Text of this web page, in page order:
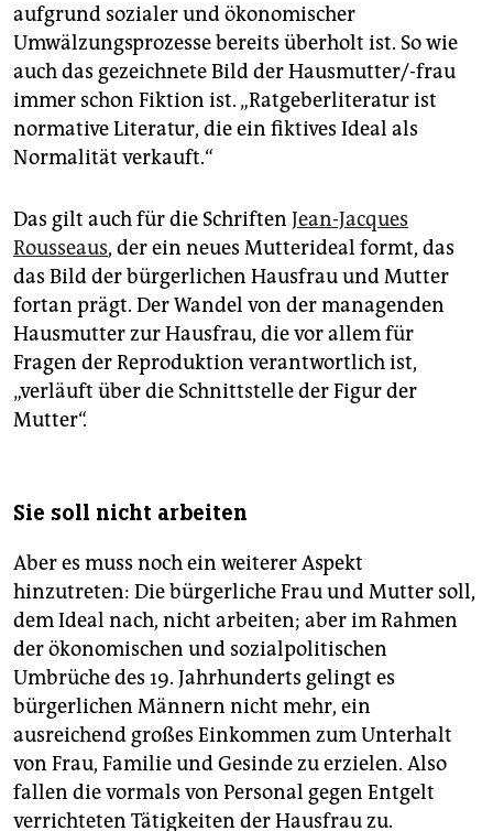
aufgrund sozialer und ökonomischer
Umwälzungsprozesse bereits überholt ist. So wie
auch das gezeichnete Bild der Hausmutter/-frau
immer schon Fiktion ist. „Ratgeberliteratur ist
normative Literatur, die ein fiktives Ideal als
Normalität verkauft.“
Das gilt auch für die Schriften Jean-Jacques
Rousseaus, der ein neues Mutterideal formt, das
das Bild der bürgerlichen Hausfrau und Mutter
fortan prägt. Der Wandel von der managenden
Hausmutter zur Hausfrau, die vor allem für
Fragen der Reproduktion verantwortlich ist,
„verläuft über die Schnittstelle der Figur der
Mutter“.
Sie soll nicht arbeiten
Aber es muss noch ein weiterer Aspekt
hinzutreten: Die bürgerliche Frau und Mutter soll,
dem Ideal nach, nicht arbeiten; aber im Rahmen
der ökonomischen und sozialpolitischen
Umbrüche des 19. Jahrhunderts gelingt es
bürgerlichen Männern nicht mehr, ein
ausreichend großes Einkommen zum Unterhalt
von Frau, Familie und Gesinde zu erzielen. Also
fallen die vormals von Personal gegen Entgelt
verrichteten Tätigkeiten der Hausfrau zu.